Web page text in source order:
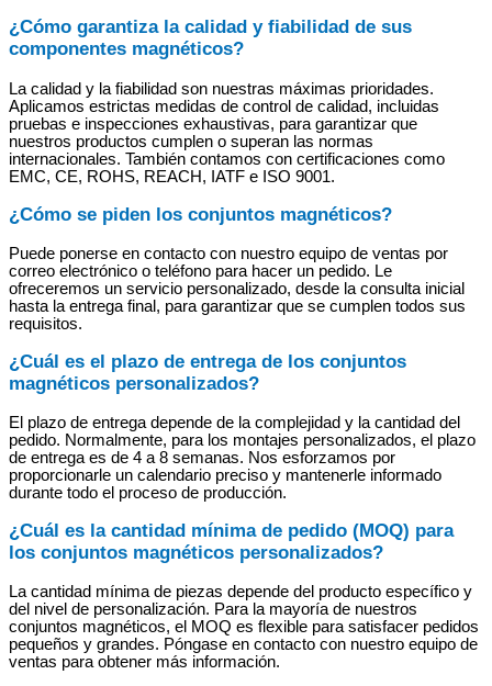
¿Cómo garantiza la calidad y fiabilidad de sus
componentes magnéticos?
La calidad y la fiabilidad son nuestras máximas prioridades.
Aplicamos estrictas medidas de control de calidad, incluidas
pruebas e inspecciones exhaustivas, para garantizar que
nuestros productos cumplen o superan las normas
internacionales. También contamos con certificaciones como
EMC, CE, ROHS, REACH, IATF e ISO 9001.
¿Cómo se piden los conjuntos magnéticos?
Puede ponerse en contacto con nuestro equipo de ventas por
correo electrónico o teléfono para hacer un pedido. Le
ofreceremos un servicio personalizado, desde la consulta inicial
hasta la entrega final, para garantizar que se cumplen todos sus
requisitos.
¿Cuál es el plazo de entrega de los conjuntos
magnéticos personalizados?
El plazo de entrega depende de la complejidad y la cantidad del
pedido. Normalmente, para los montajes personalizados, el plazo
de entrega es de 4 a 8 semanas. Nos esforzamos por
proporcionarle un calendario preciso y mantenerle informado
durante todo el proceso de producción.
¿Cuál es la cantidad mínima de pedido (MOQ) para
los conjuntos magnéticos personalizados?
La cantidad mínima de piezas depende del producto específico y
del nivel de personalización. Para la mayoría de nuestros
conjuntos magnéticos, el MOQ es flexible para satisfacer pedidos
pequeños y grandes. Póngase en contacto con nuestro equipo de
ventas para obtener más información.